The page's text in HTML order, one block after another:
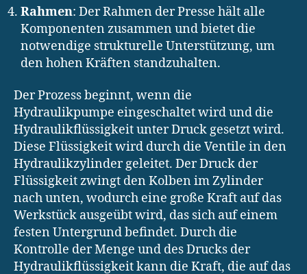
Rahmen: Der Rahmen der Presse hält alle
Komponenten zusammen und bietet die
notwendige strukturelle Unterstützung, um
den hohen Kräften standzuhalten.
Der Prozess beginnt, wenn die
Hydraulikpumpe eingeschaltet wird und die
Hydraulikflüssigkeit unter Druck gesetzt wird.
Diese Flüssigkeit wird durch die Ventile in den
Hydraulikzylinder geleitet. Der Druck der
Flüssigkeit zwingt den Kolben im Zylinder
nach unten, wodurch eine große Kraft auf das
Werkstück ausgeübt wird, das sich auf einem
festen Untergrund befindet. Durch die
Kontrolle der Menge und des Drucks der
Hydraulikflüssigkeit kann die Kraft, die auf das